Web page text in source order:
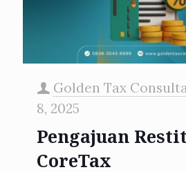
Golden Tax
8, 2025
Pengajuan
CoreTax